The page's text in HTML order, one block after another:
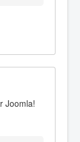
Joomla!